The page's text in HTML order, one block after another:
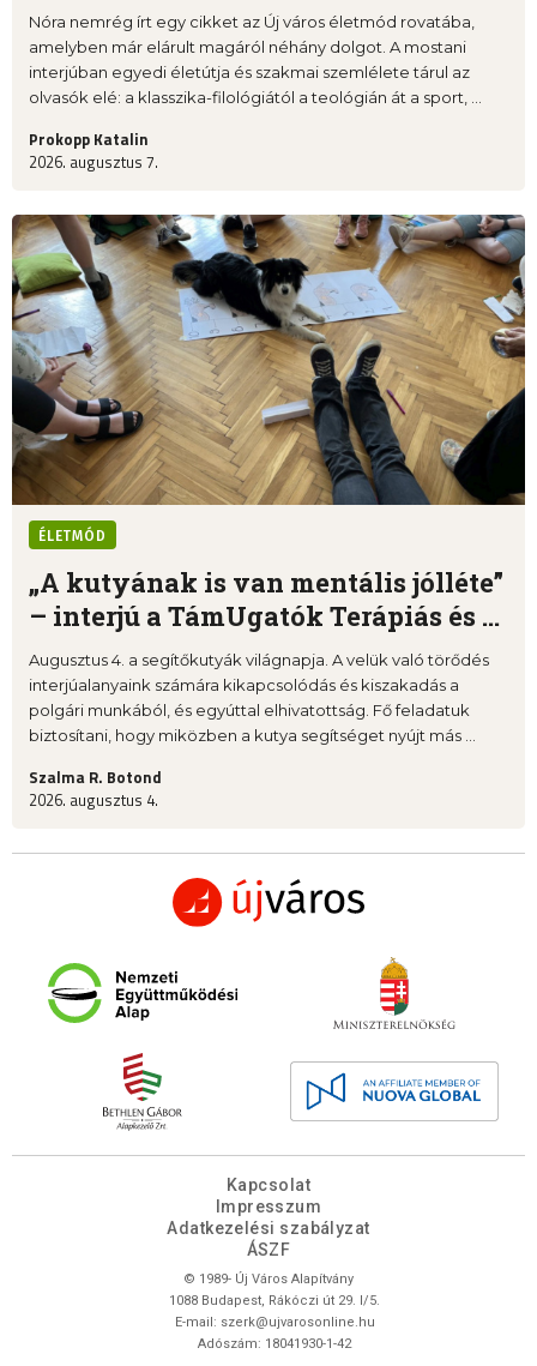
Nóra nemrég írt egy cikket az Új város életmód rovatába,
amelyben már elárult magáról néhány dolgot. A mostani
interjúban egyedi életútja és szakmai szemlélete tárul az
olvasók elé: a klasszika-filológiától a teológián át a sport, ...
Prokopp Katalin
2026. augusztus 7.
ÉLETMÓD
„A kutyának is van mentális jólléte”
– interjú a TámUgatók Terápiás és ...
Augusztus 4. a segítőkutyák világnapja. A velük való törődés
interjúalanyaink számára kikapcsolódás és kiszakadás a
polgári munkából, és egyúttal elhivatottság. Fő feladatuk
biztosítani, hogy miközben a kutya segítséget nyújt más ...
Szalma R. Botond
2026. augusztus 4.
Kapcsolat
Impresszum
Adatkezelési szabályzat
ÁSZF
© 1989- Új Város Alapítvány
1088 Budapest, Rákóczi út 29. I/5.
E-mail: szerk@ujvarosonline.hu
Adószám: 18041930-1-42